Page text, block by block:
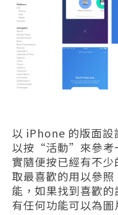
以 iPhone 的版面設
以按“活動”來參考
實隨便按已經有不
取最喜歡的用以參
能，如果找到喜歡
有任何功能可以為圖